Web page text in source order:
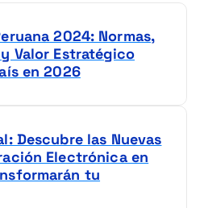
2024: Normas,
Valor Estratégico
en 2026
Descubre las Nuevas
Electrónica en
tu